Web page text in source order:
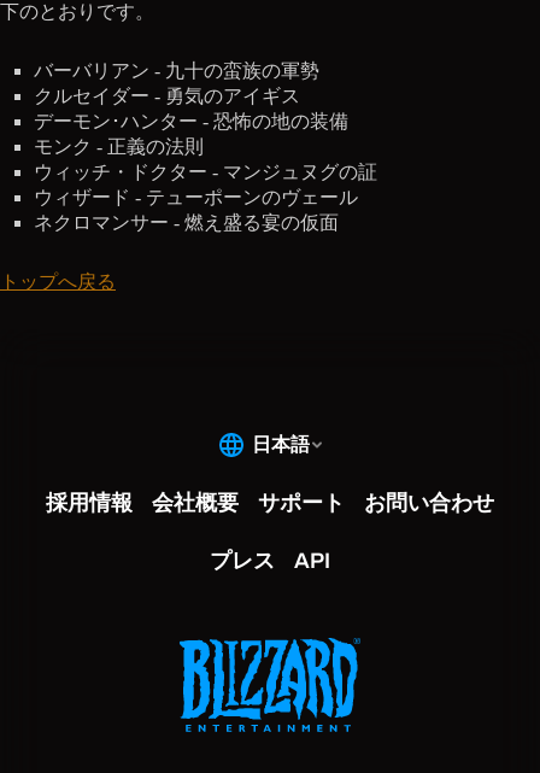
下のとおりです。
バーバリアン - 九十の蛮族の軍勢
クルセイダー - 勇気のアイギス
デーモン･ハンター - 恐怖の地の装備
モンク - 正義の法則
ウィッチ・ドクター - マンジュヌグの証
ウィザード - テューポーンのヴェール
ネクロマンサー - 燃え盛る宴の仮面
トップへ戻る